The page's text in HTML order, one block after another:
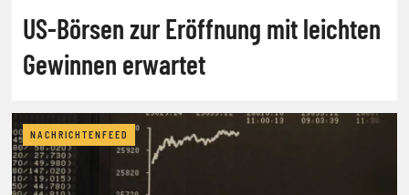
US-Börsen zur Eröffnung mit leichten
Gewinnen erwartet
NACHRICHTENFEED